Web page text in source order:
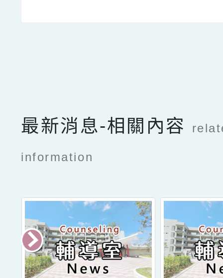
最新消息-相關內容
information